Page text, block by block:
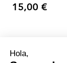
Precio
15,00 €